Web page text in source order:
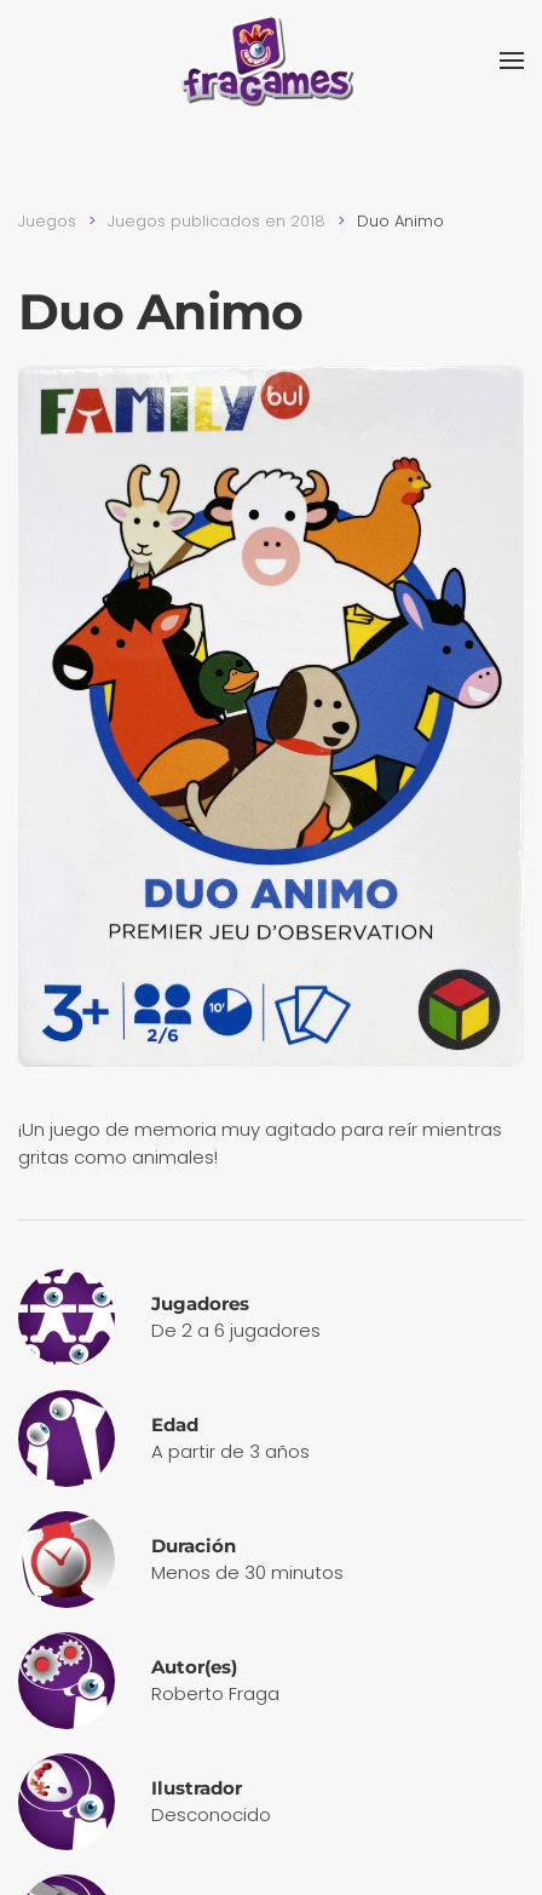
Skip to main content
Juegos Juegos publicados en 2018 Duo Animo
Duo Animo
¡Un juego de memoria muy agitado para reír mientras
gritas como animales!
Jugadores
De 2 a 6 jugadores
Edad
A partir de 3 años
Duración
Menos de 30 minutos
Autor(es)
Roberto Fraga
Ilustrador
Desconocido